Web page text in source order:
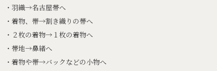
・羽織→名古屋帯へ
・着物、帯→割き織りの帯へ
・２枚の着物→１枚の着物へ
・帯地→鼻緒へ
・着物や帯→バックなどの小物へ